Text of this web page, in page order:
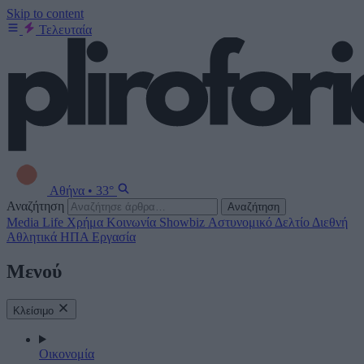
Skip to content
Τελευταία
Αθήνα • 33°
Αναζήτηση
Αναζήτηση
Media Life Χρήμα Κοινωνία Showbiz Αστυνομικό Δελτίο Διεθνή
Αθλητικά ΗΠΑ Εργασία
Μενού
Κλείσιμο
Οικονομία